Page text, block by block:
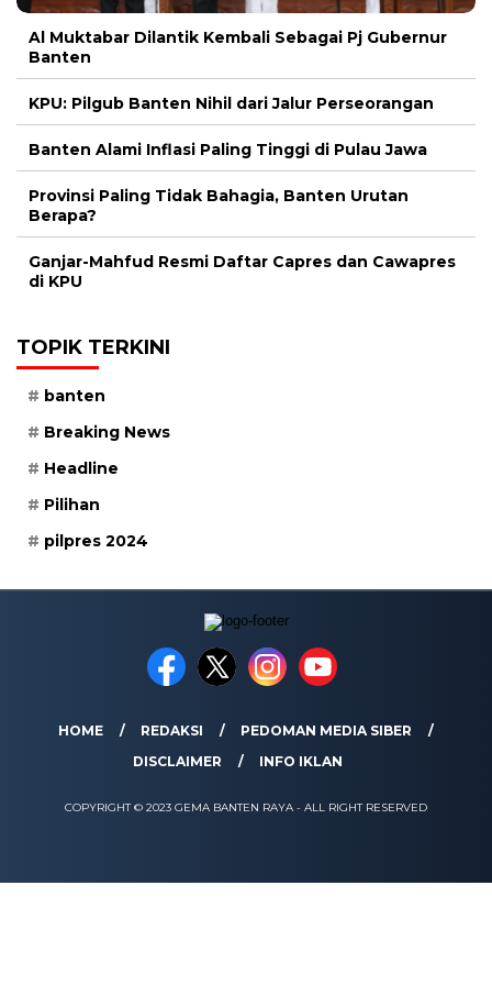
Al Muktabar Dilantik Kembali Sebagai Pj Gubernur
Banten
KPU: Pilgub Banten Nihil dari Jalur Perseorangan
Banten Alami Inflasi Paling Tinggi di Pulau Jawa
Provinsi Paling Tidak Bahagia, Banten Urutan
Berapa?
Ganjar-Mahfud Resmi Daftar Capres dan Cawapres
di KPU
TOPIK TERKINI
banten
Breaking News
Headline
Pilihan
pilpres 2024
HOME REDAKSI
PEDOMAN MEDIA SIBER
DISCLAIMER
INFO IKLAN
COPYRIGHT © 2023 GEMA BANTEN RAYA - ALL RIGHT RESERVED